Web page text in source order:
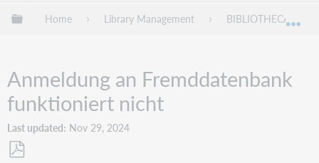
Expand/collapse global hierarchy
Home Library Management BIBLIOTHECA
Anmeldung an Fremddatenbank
funktioniert nicht
Last updated Nov 29, 2024